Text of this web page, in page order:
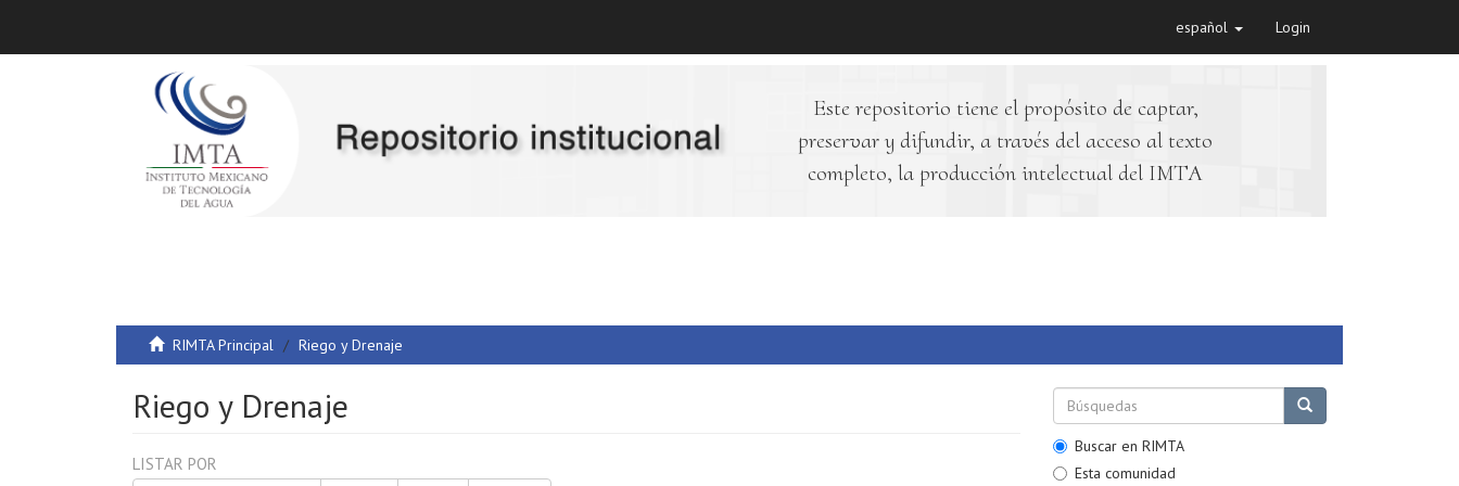
español Login
Este repositorio tiene el propósito de captar,
preservar y difundir, a través del acceso al texto
completo, la producción intelectual del IMTA
RIMTA Principal Riego y Drenaje
Riego y Drenaje
LISTAR POR
Buscar en RIMTA
Esta comunidad